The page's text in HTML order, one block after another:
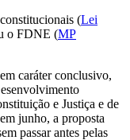
(Lei
o FDNE (MP
caráter conclusivo,
e Justiça e de
em junho, a proposta
passar antes pelas